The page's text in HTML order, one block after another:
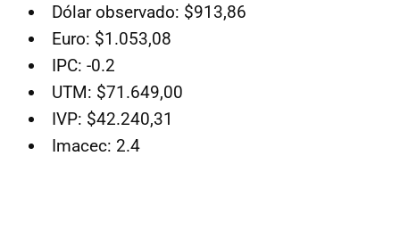
Dólar observado: $913,86
Euro: $1.053,08
IPC: -0.2
UTM: $71.649,00
IVP: $42.240,31
Imacec: 2.4